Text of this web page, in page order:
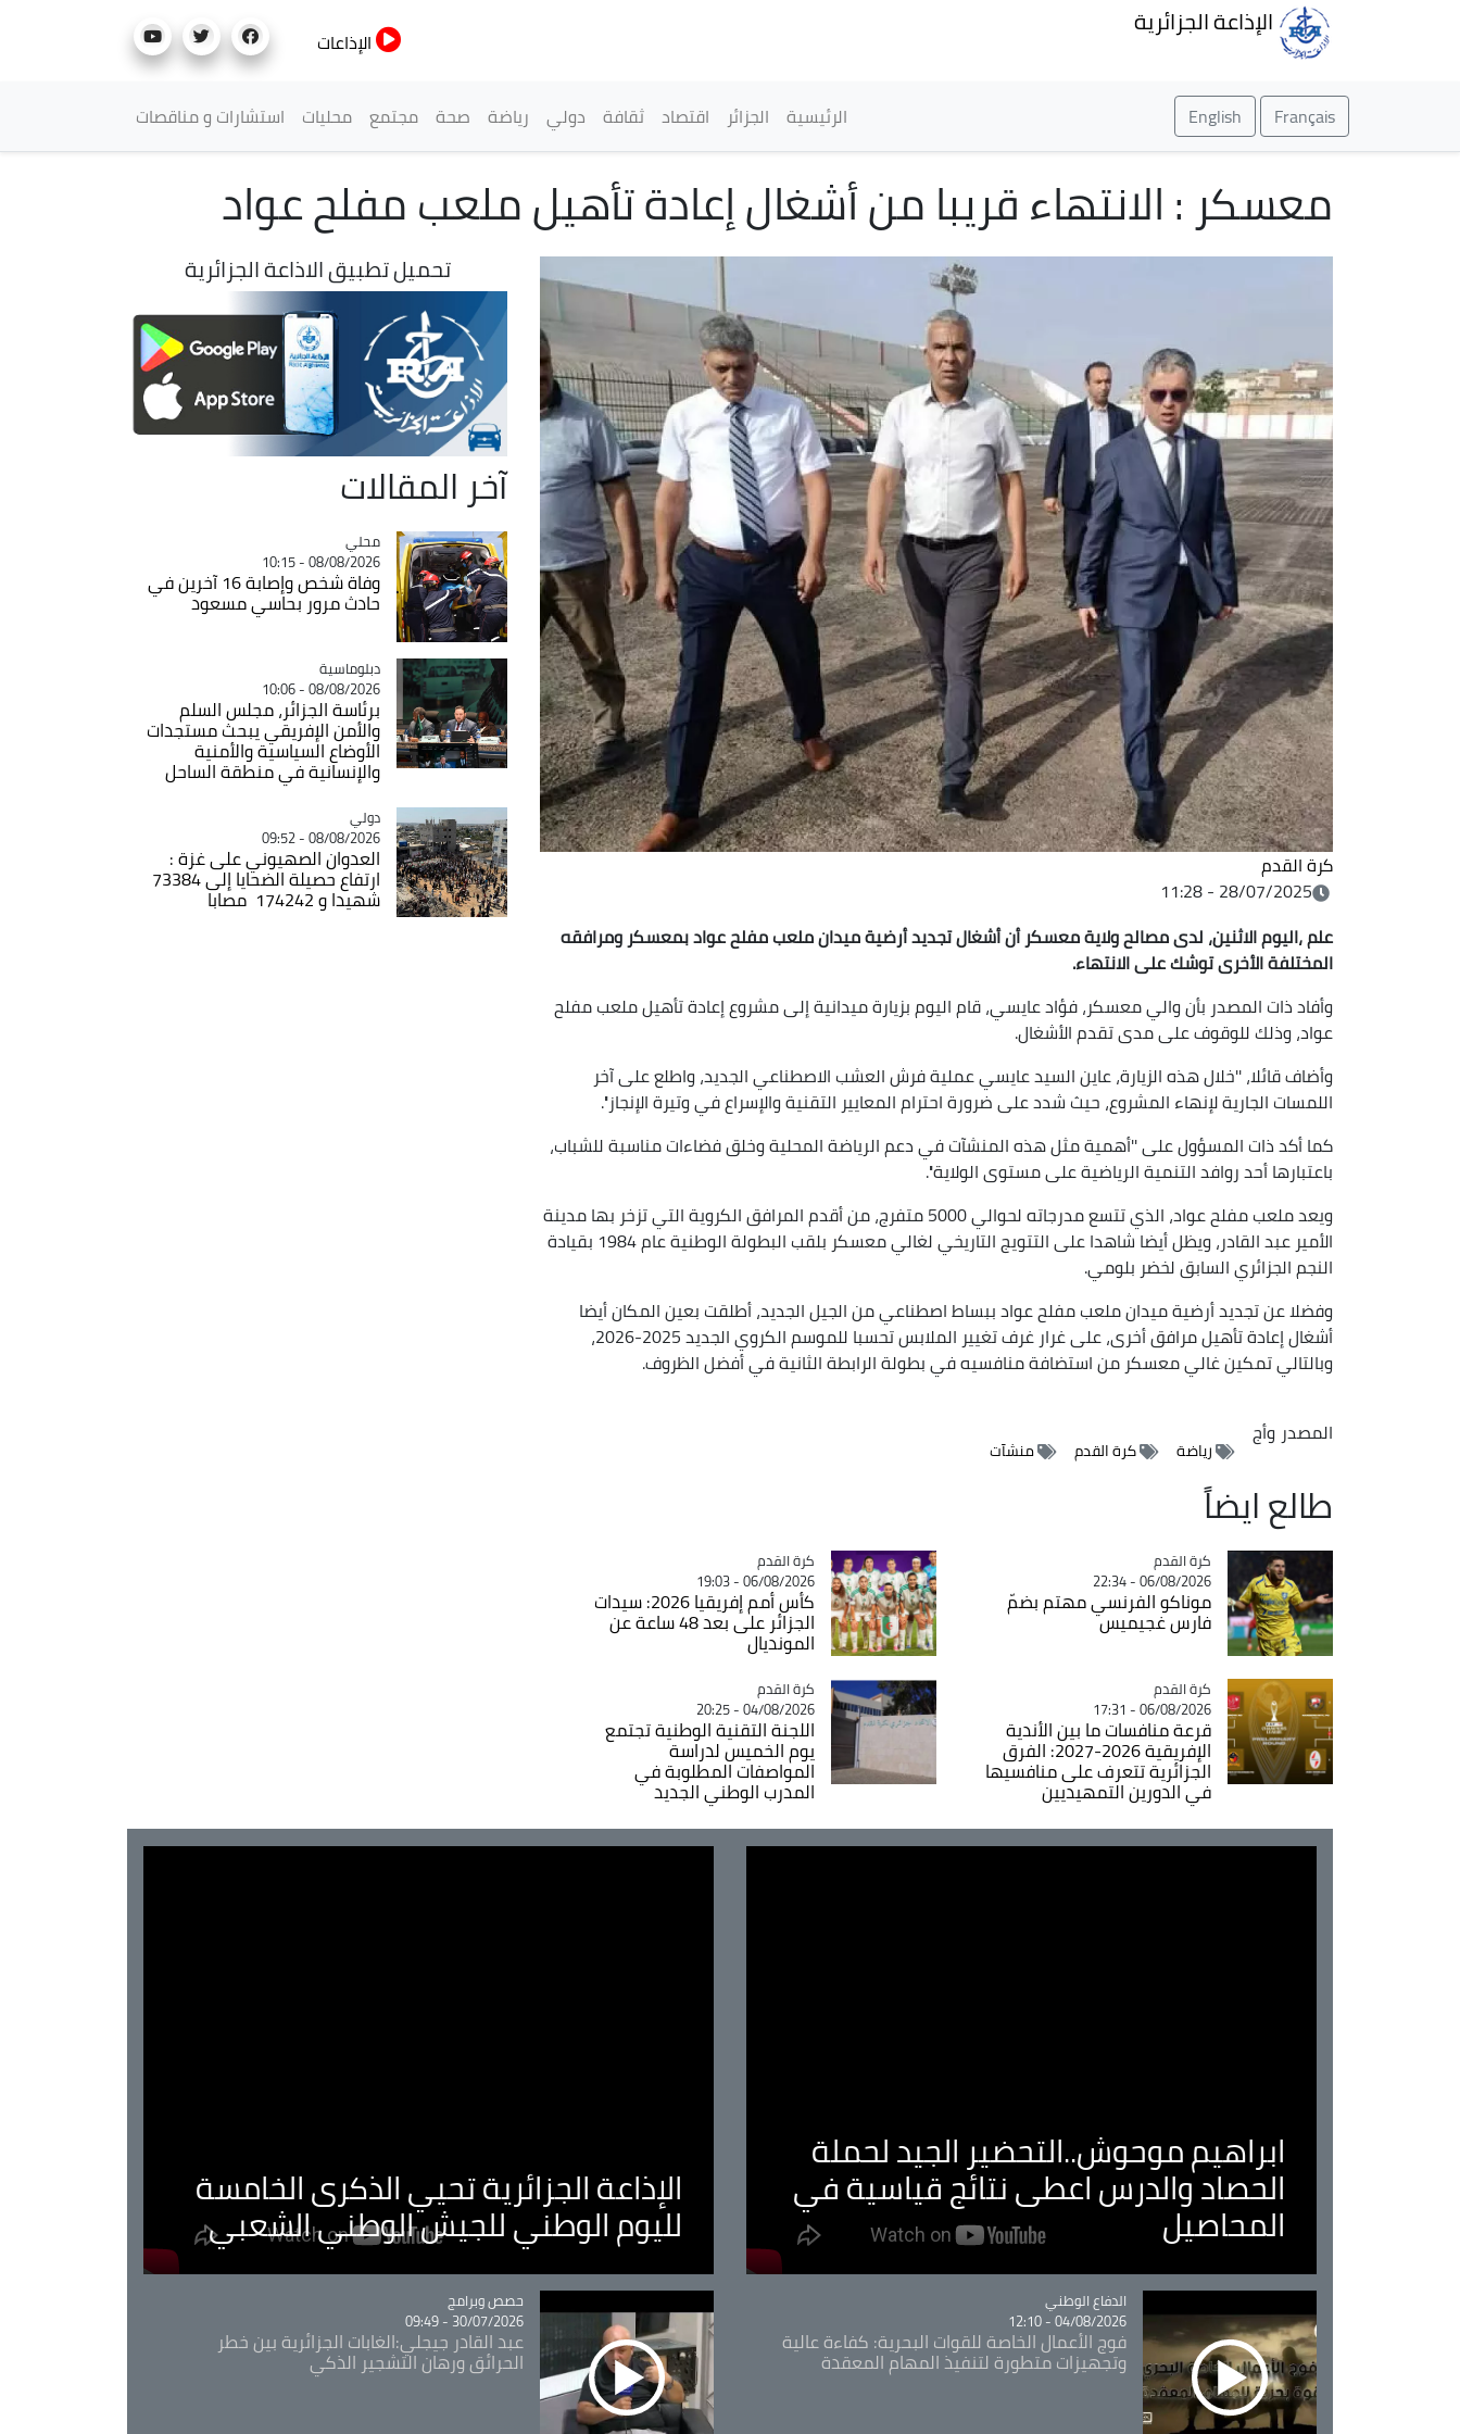
الإذاعة الجزائرية
الإذاعات
Français
English القائمة الرئيسية
الرئيسية الجزائر اقتصاد ثقافة دولي رياضة صحة مجتمع محليات استشارات و مناقصات
معسكر : الانتهاء قريبا من أشغال إعادة تأهيل ملعب مفلح عواد
كرة القدم
28/07/2025 - 11:28
علم ،اليوم الاثنين، لدى مصالح ولاية معسكر أن أشغال تجديد أرضية ميدان ملعب مفلح عواد بمعسكر ومرافقه
المختلفة الأخرى توشك على الانتهاء.
وأفاد ذات المصدر بأن والي معسكر، فؤاد عايسي، قام اليوم بزيارة ميدانية إلى مشروع إعادة تأهيل ملعب مفلح
عواد، وذلك للوقوف على مدى تقدم الأشغال.
وأضاف قائلا، ''خلال هذه الزيارة، عاين السيد عايسي عملية فرش العشب الاصطناعي الجديد، واطلع على آخر
اللمسات الجارية لإنهاء المشروع، حيث شدد على ضرورة احترام المعايير التقنية والإسراع في وتيرة الإنجاز''.
كما أكد ذات المسؤول على ''أهمية مثل هذه المنشآت في دعم الرياضة المحلية وخلق فضاءات مناسبة للشباب،
باعتبارها أحد روافد التنمية الرياضية على مستوى الولاية''.
ويعد ملعب مفلح عواد، الذي تتسع مدرجاته لحوالي 5000 متفرج، من أقدم المرافق الكروية التي تزخر بها مدينة
الأمير عبد القادر، ويظل أيضا شاهدا على التتويج التاريخي لغالي معسكر بلقب البطولة الوطنية عام 1984 بقيادة
النجم الجزائري السابق لخضر بلومي.
وفضلا عن تجديد أرضية ميدان ملعب مفلح عواد ببساط اصطناعي من الجيل الجديد، أطلقت بعين المكان أيضا
أشغال إعادة تأهيل مرافق أخرى، على غرار غرف تغيير الملابس تحسبا للموسم الكروي الجديد 2025-2026،
وبالتالي تمكين غالي معسكر من استضافة منافسيه في بطولة الرابطة الثانية في أفضل الظروف.
المصدر وأج
رياضة كرة القدم منشآت
طالع ايضاً
Catégorie
كرة القدم
06/08/2026 - 22:34
موناكو الفرنسي مهتم بضمّ
فارس غجيميس
Catégorie
كرة القدم
06/08/2026 - 19:03
كأس أمم إفريقيا 2026: سيدات
الجزائر على بعد 48 ساعة عن
المونديال
Catégorie
كرة القدم
06/08/2026 - 17:31
قرعة منافسات ما بين الأندية
الإفريقية 2026-2027: الفرق
الجزائرية تتعرف على منافسيها
في الدورين التمهيديين
Catégorie
كرة القدم
04/08/2026 - 20:25
اللجنة التقنية الوطنية تجتمع
يوم الخميس لدراسة
المواصفات المطلوبة في
المدرب الوطني الجديد
تحميل تطبيق الاذاعة الجزائرية
آخر المقالات
Catégorie
محلي
08/08/2026 - 10:15
وفاة شخص وإصابة 16 آخرين في
حادث مرور بحاسي مسعود
Catégorie
دبلوماسية
08/08/2026 - 10:06
برئاسة الجزائر، مجلس السلم
والأمن الإفريقي يبحث مستجدات
الأوضاع السياسية والأمنية
والإنسانية في منطقة الساحل
Catégorie
دولي
08/08/2026 - 09:52
العدوان الصهيوني على غزة :
ارتفاع حصيلة الضحايا إلى 73384
شهيدا و 174242 مصابا
ابراهيم موحوش..التحضير الجيد لحملة
الحصاد والدرس اعطى نتائج قياسية في
المحاصيل
الإذاعة الجزائرية تحيي الذكرى الخامسة
لليوم الوطني للجيش الوطني الشعبي
Catégorie
الدفاع الوطني
04/08/2026 - 12:10
فوج الأعمال الخاصة للقوات البحرية: كفاءة عالية
وتجهيزات متطورة لتنفيذ المهام المعقدة
Catégorie
حصص وبرامج
30/07/2026 - 09:49
عبد القادر جيجلي:الغابات الجزائرية بين خطر
الحرائق ورهان التشجير الذكي